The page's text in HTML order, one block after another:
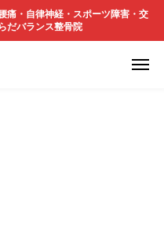
痛・自律神経・スポーツ障害・交
だバランス整骨院